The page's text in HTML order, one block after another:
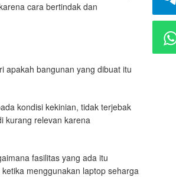
cara bertindak dan
apakah bangunan yang dibuat itu
kondisi kekinian, tidak terjebak
kurang relevan karena
fasilitas yang ada itu
menggunakan laptop seharga